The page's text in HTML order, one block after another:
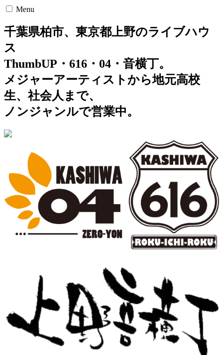
Menu
千葉県柏市、東京都上野のライブハウ
ス
ThumbUP・616・04・音横丁。
メジャーアーティストから地元高校
生、社会人まで、
ノンジャンルで営業中。